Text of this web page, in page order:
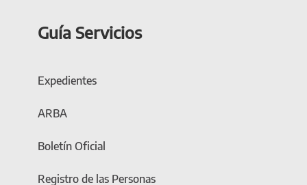
Guía Servicios
Expedientes
ARBA
Boletín Oficial
Registro de las Personas